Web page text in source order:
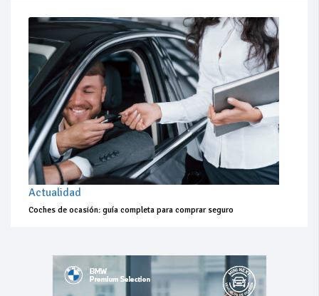
Actualidad
Coches de ocasión: guía completa para comprar seguro